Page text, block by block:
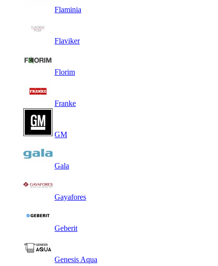
Flaminia
Flaviker
Florim
Franke
GM
Gala
Gayafores
Geberit
Genesis Aqua